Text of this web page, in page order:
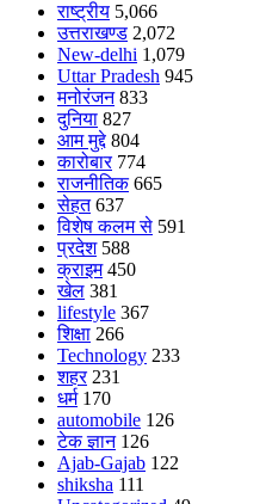
राष्ट्रीय 5,066
उत्तराखण्ड 2,072
New-delhi 1,079
Uttar Pradesh 945
मनोरंजन 833
दुनिया 827
आम मुद्दे 804
कारोबार 774
राजनीतिक 665
सेहत 637
विशेष कलम से 591
प्रदेश 588
क्राइम 450
खेल 381
lifestyle 367
शिक्षा 266
Technology 233
शहर 231
धर्म 170
automobile 126
टेक ज्ञान 126
Ajab-Gajab 122
shiksha 111